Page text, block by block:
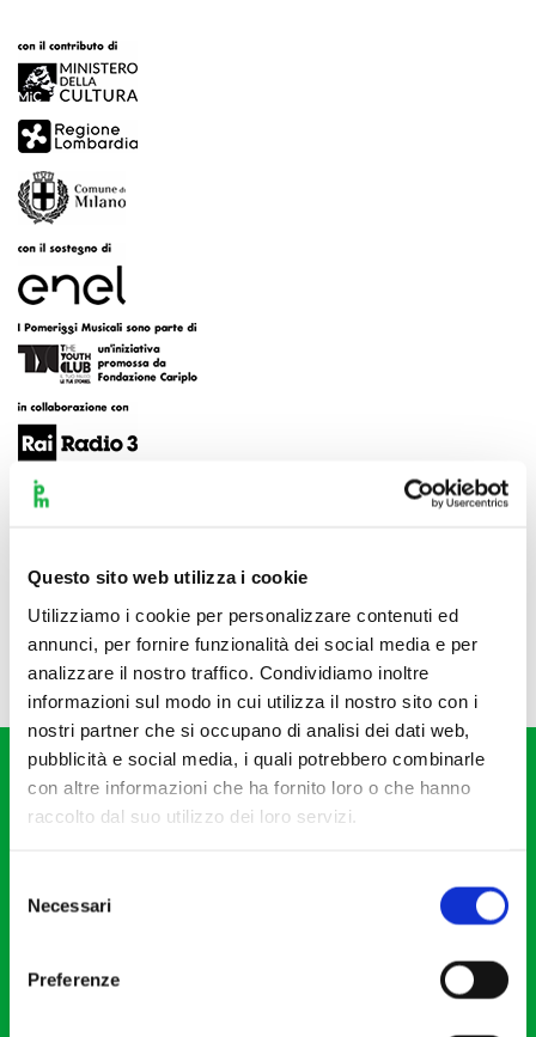
Questo sito web utilizza i cookie
Utilizziamo i cookie per personalizzare contenuti ed
annunci, per fornire funzionalità dei social media e per
analizzare il nostro traffico. Condividiamo inoltre
informazioni sul modo in cui utilizza il nostro sito con i
nostri partner che si occupano di analisi dei dati web,
pubblicità e social media, i quali potrebbero combinarle
con altre informazioni che ha fornito loro o che hanno
raccolto dal suo utilizzo dei loro servizi.
delNecessari
Preferenze
Fondazione I Pomeriggi Musicali
Partita Iva 04410060158